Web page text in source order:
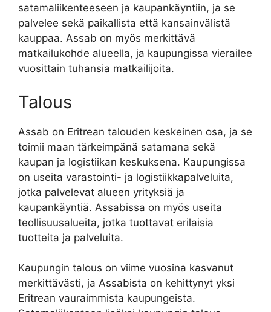
satamaliikenteeseen ja kaupankäyntiin, ja se
palvelee sekä paikallista että kansainvälistä
kauppaa. Assab on myös merkittävä
matkailukohde alueella, ja kaupungissa vierailee
vuosittain tuhansia matkailijoita.
Talous
Assab on Eritrean talouden keskeinen osa, ja se
toimii maan tärkeimpänä satamana sekä
kaupan ja logistiikan keskuksena. Kaupungissa
on useita varastointi- ja logistiikkapalveluita,
jotka palvelevat alueen yrityksiä ja
kaupankäyntiä. Assabissa on myös useita
teollisuusalueita, jotka tuottavat erilaisia
tuotteita ja palveluita.
Kaupungin talous on viime vuosina kasvanut
merkittävästi, ja Assabista on kehittynyt yksi
Eritrean vauraimmista kaupungeista.